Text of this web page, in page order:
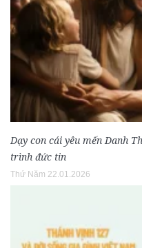
Dạy con cái yêu mến Danh
trình đức tin
Thứ Năm 22.01.2026